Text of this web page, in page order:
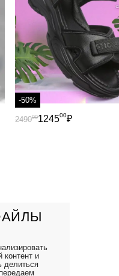
-50%
124500₽
249000
и
делиться